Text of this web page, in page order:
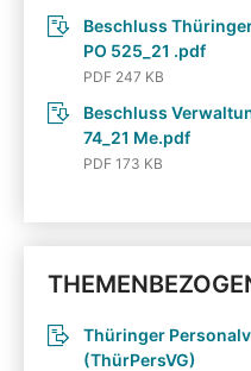
Beschluss
PO 525_21 .pdf
PDF 247 KB
Beschluss
74_21 Me.pdf
PDF 173 KB
Thüringer
(ThürPersVG)